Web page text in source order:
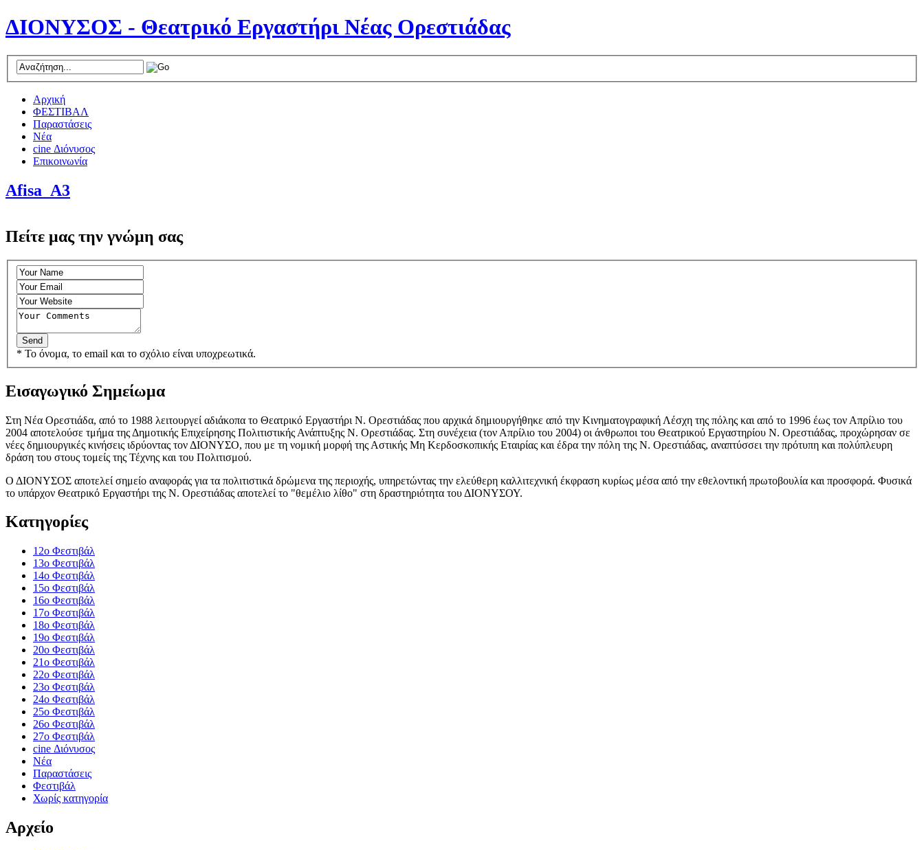
ΔΙΟΝΥΣΟΣ - Θεατρικό Εργαστήρι Νέας Ορεστιάδας
Αρχική
ΦΕΣΤΙΒΑΛ
Παραστάσεις
Νέα
cine Διόνυσος
Επικοινωνία
Afisa_A3
Πείτε μας την γνώμη σας
* Το όνομα, το email και το σχόλιο είναι υποχρεωτικά.
Εισαγωγικό Σημείωμα
Στη Νέα Ορεστιάδα, από το 1988 λειτουργεί αδιάκοπα το Θεατρικό Εργαστήρι Ν. Ορεστιάδας που αρχικά δημιουργήθηκε από την Κινηματογραφική Λέσχη της πόλης και από το 1996 έως τον Απρίλιο του
2004 αποτελούσε τμήμα της Δημοτικής Επιχείρησης Πολιτιστικής Ανάπτυξης Ν. Ορεστιάδας. Στη συνέχεια (τον Απρίλιο του 2004) οι άνθρωποι του Θεατρικού Εργαστηρίου Ν. Ορεστιάδας, προχώρησαν σε
νέες δημιουργικές κινήσεις ιδρύοντας τον ΔΙΟΝΥΣΟ, που με τη νομική μορφή της Αστικής Μη Κερδοσκοπικής Εταιρίας και έδρα την πόλη της Ν. Ορεστιάδας, αναπτύσσει την πρότυπη και πολύπλευρη
δράση του στους τομείς της Τέχνης και του Πολιτισμού.
Ο ΔΙΟΝΥΣΟΣ αποτελεί σημείο αναφοράς για τα πολιτιστικά δρώμενα της περιοχής, υπηρετώντας την ελεύθερη καλλιτεχνική έκφραση κυρίως μέσα από την εθελοντική πρωτοβουλία και προσφορά. Φυσικά
το υπάρχον Θεατρικό Εργαστήρι της Ν. Ορεστιάδας αποτελεί το "θεμέλιο λίθο" στη δραστηριότητα του ΔΙΟΝΥΣΟΥ.
Κατηγορίες
12o Φεστιβάλ
13ο Φεστιβάλ
14ο Φεστιβάλ
15ο Φεστιβάλ
16ο Φεστιβάλ
17ο Φεστιβάλ
18ο Φεστιβάλ
19ο Φεστιβάλ
20ο Φεστιβάλ
21ο Φεστιβάλ
22ο Φεστιβάλ
23ο Φεστιβάλ
24ο Φεστιβάλ
25ο Φεστιβάλ
26ο Φεστιβάλ
27ο Φεστιβάλ
cine Διόνυσος
Νέα
Παραστάσεις
Φεστιβάλ
Χωρίς κατηγορία
Αρχείο